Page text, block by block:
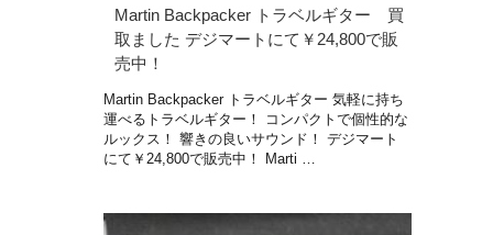
Martin Backpacker トラベルギター 買
取ました デジマートにて￥24,800で販
売中！
Martin Backpacker トラベルギター 気軽に持ち
運べるトラベルギター！ コンパクトで個性的な
ルックス！ 響きの良いサウンド！ デジマート
にて￥24,800で販売中！ Marti …